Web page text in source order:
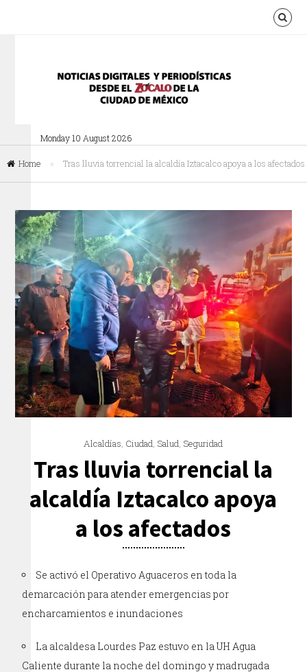
Monday 10 August 2026
Home » Tras lluvia torrencial la alcaldía Iztacalco apoya a los afectados
Alcaldías, Ciudad, Salud, Seguridad
Tras lluvia torrencial la
alcaldía Iztacalco apoya
a los afectados
Se activó el Operativo Aguaceros en toda la
demarcación para atender emergencias por
encharcamientos e inundaciones
La alcaldesa Lourdes Paz estuvo en la UH Agua
Caliente durante la noche del domingo y madrugada